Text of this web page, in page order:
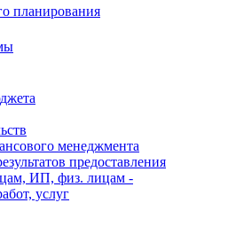
планирования
менеджмента
предоставления
ИП, физ. лицам -
услуг